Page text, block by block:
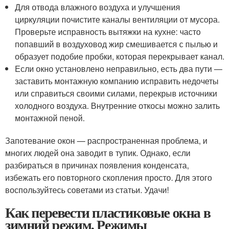
Для отвода влажного воздуха и улучшения
циркуляции почистите каналы вентиляции от мусора.
Проверьте исправность вытяжки на кухне: часто
попавший в воздуховод жир смешивается с пылью и
образует подобие пробки, которая перекрывает канал.
Если окно установлено неправильно, есть два пути —
заставить монтажную компанию исправить недочеты
или справиться своими силами, перекрыв источники
холодного воздуха. Внутренние откосы можно залить
монтажной пеной.
Запотевание окон — распространенная проблема, и
многих людей она заводит в тупик. Однако, если
разбираться в причинах появления конденсата,
избежать его повторного скопления просто. Для этого
воспользуйтесь советами из статьи. Удачи!
Как перевести пластиковые окна в
зимний режим. Режимы